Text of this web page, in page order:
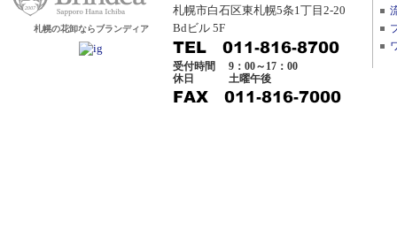
札幌の花卸ならブランディア
札幌市白石区東札幌5条1丁目2-20
Bdビル 5F
受付時間
9：00～17：00
休日
土曜午後